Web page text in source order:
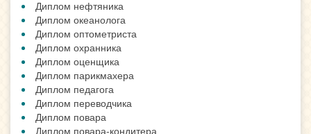
Диплом нефтяника
Диплом океанолога
Диплом оптометриста
Диплом охранника
Диплом оценщика
Диплом парикмахера
Диплом педагога
Диплом переводчика
Диплом повара
Диплом повара-кондитера